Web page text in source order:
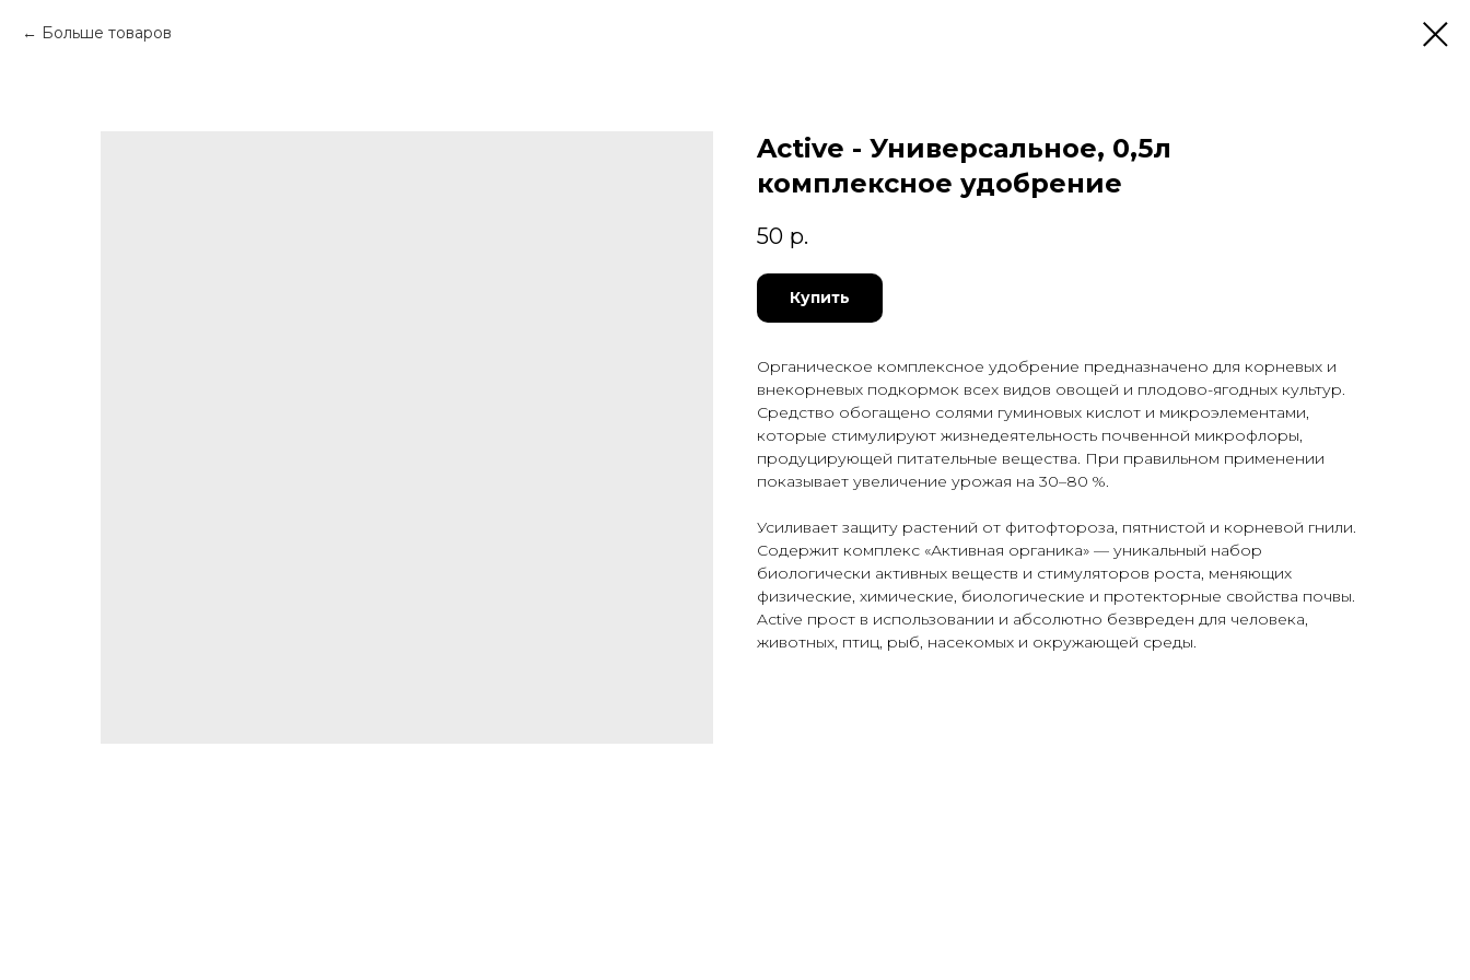
Больше товаров
Active - Универсальное, 0,5л
комплексное удобрение
50 р.
Купить
Органическое комплексное удобрение предназначено для корневых и
внекорневых подкормок всех видов овощей и плодово-ягодных культур.
Средство обогащено солями гуминовых кислот и микроэлементами,
которые стимулируют жизнедеятельность почвенной микрофлоры,
продуцирующей питательные вещества. При правильном применении
показывает увеличение урожая на 30–80 %.
Усиливает защиту растений от фитофтороза, пятнистой и корневой гнили.
Содержит комплекс «Активная органика» — уникальный набор
биологически активных веществ и стимуляторов роста, меняющих
физические, химические, биологические и протекторные свойства почвы.
Active прост в использовании и абсолютно безвреден для человека,
животных, птиц, рыб, насекомых и окружающей среды.